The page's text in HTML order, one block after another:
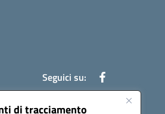
di tracciamento
Seguici su: